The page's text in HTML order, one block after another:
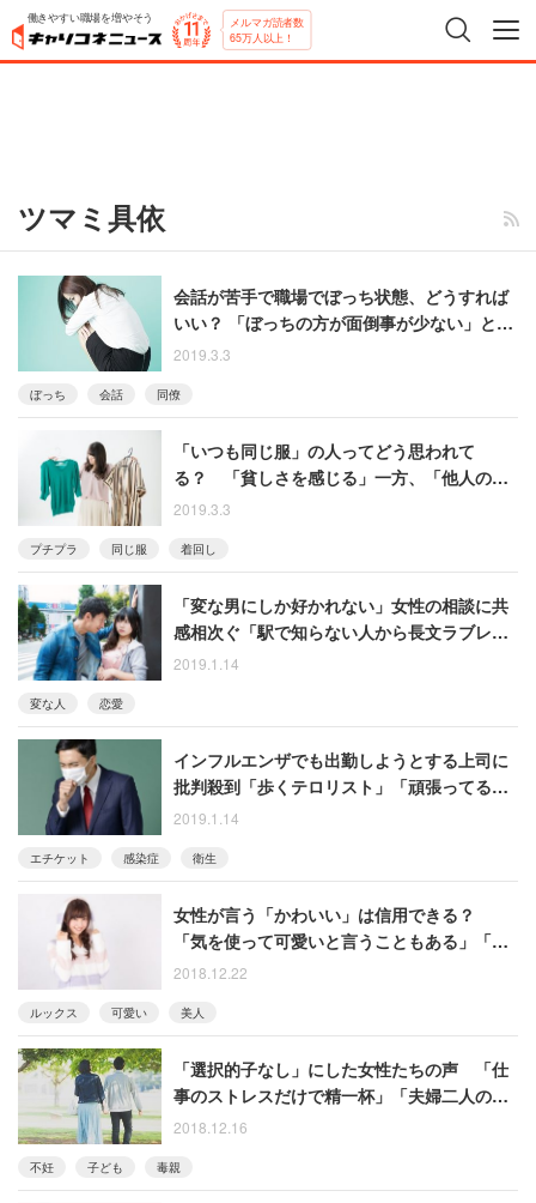
働きやすい職場を増やそう メルマガ読者数
65万人以上！
ツマミ具依
会話が苦手で職場でぼっち状態、どうすれば
いい？ 「ぼっちの方が面倒事が少ない」とい
う指摘も
2019.3.3
ぼっち 会話 同僚
「いつも同じ服」の人ってどう思われて
る？ 「貧しさを感じる」一方、「他人の服
なんて覚えていない」「清潔感さえあれば」
2019.3.3
プチプラ 同じ服 着回し
「変な男にしか好かれない」女性の相談に共
感相次ぐ「駅で知らない人から長文ラブレタ
ー貰った」「モラハラっぽい人に好かれる」
2019.1.14
変な人 恋愛
インフルエンザでも出勤しようとする上司に
批判殺到「歩くテロリスト」「頑張ってる
俺！と勘違いしてそう」
2019.1.14
エチケット 感染症 衛生
女性が言う「かわいい」は信用できる？
「気を使って可愛いと言うこともある」「自
分より見下してる時も言う人いる」
2018.12.22
ルックス 可愛い 美人
「選択的子なし」にした女性たちの声 「仕
事のストレスだけで精一杯」「夫婦二人の生
活気に入ってます」
2018.12.16
不妊 子ども 毒親